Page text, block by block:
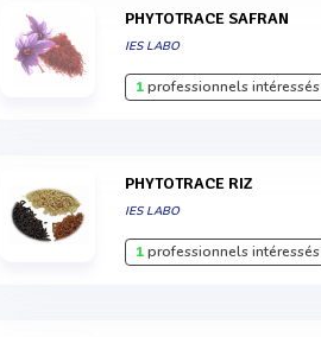
PHYTOTRACE SAFRAN
IES LABO
1professionnels intéressés
PHYTOTRACE RIZ
IES LABO
1professionnels intéressés